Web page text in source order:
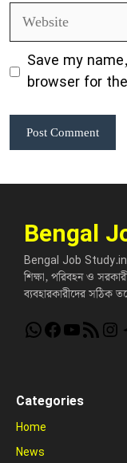
Website
Save my
browser for
Bengal
Bengal Job Study.in
শিক্ষা, পরিবহন ও
ব্যবহারকারীদের সঠিক
WhatsApp
Facebook
RSS Feed
Categories
Home
News